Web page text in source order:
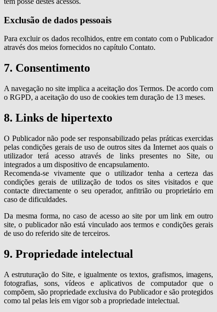
Exclusão de dados pessoais
Para excluir os dados recolhidos, entre em contato com o Publicador
através dos meios fornecidos no capítulo Contato.
7. Consentimento
A navegação no site implica a aceitação dos Termos. De acordo com
o RGPD, a aceitação do uso de cookies tem duração de 13 meses.
8. Links de hipertexto
O Publicador não pode ser responsabilizado pelas práticas exercidas
pelas condições gerais de uso de outros sites da Internet aos quais o
utilizador terá acesso através de links presentes no Site, ou
integrados a um dispositivo de encapsulamento.
Recomenda-se vivamente que o utilizador tenha a certeza das
condições gerais de utilização de todos os sites visitados e que
contacte directamente o seu operador, anfitrião ou proprietário em
caso de dificuldades.
Da mesma forma, no caso de acesso ao site por um link em outro
site, o publicador não está vinculado aos termos e condições gerais
de uso do referido site de terceiros.
9. Propriedade intelectual
A estruturação do Site, e igualmente os textos, grafismos, imagens,
fotografias, sons, vídeos e aplicativos de computador que o
compõem, são propriedade exclusiva do Publicador e são protegidos
como tal pelas leis em vigor sob a propriedade intelectual.